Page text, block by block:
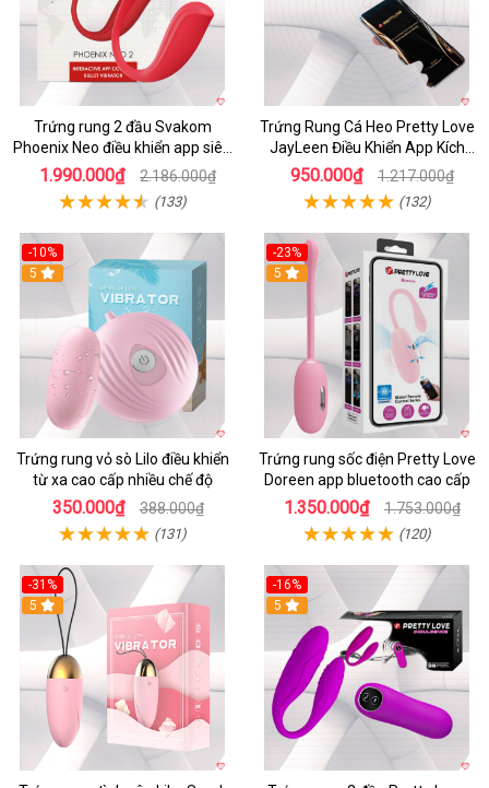
Trứng rung 2 đầu Svakom
Phoenix Neo điều khiển app siêu
phê
1.990.000₫ 2.186.000₫
(133)
Trứng Rung Cá Heo Pretty Love
JayLeen Điều Khiển App Kích
Thích
950.000₫ 1.217.000₫
(132)
-10%
5
Trứng rung vỏ sò Lilo điều khiển
từ xa cao cấp nhiều chế độ
350.000₫ 388.000₫
(131)
-23%
5
Trứng rung sốc điện Pretty Love
Doreen app bluetooth cao cấp
1.350.000₫ 1.753.000₫
(120)
-31%
5
-16%
5